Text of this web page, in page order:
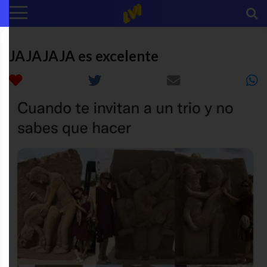
JAJAJAJA es excelente